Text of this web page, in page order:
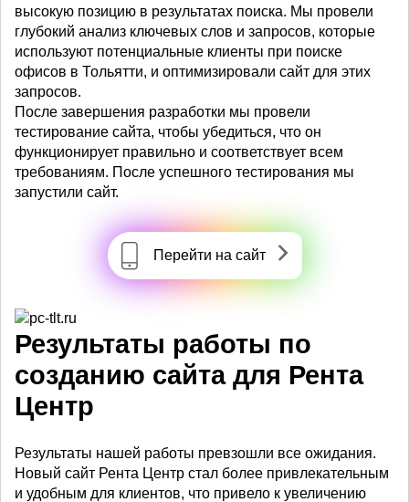
высокую позицию в результатах поиска. Мы провели
глубокий анализ ключевых слов и запросов, которые
используют потенциальные клиенты при поиске
офисов в Тольятти, и оптимизировали сайт для этих
запросов.
После завершения разработки мы провели
тестирование сайта, чтобы убедиться, что он
функционирует правильно и соответствует всем
требованиям. После успешного тестирования мы
запустили сайт.
Перейти на сайт
Результаты работы по
созданию сайта для Рента
Центр
Результаты нашей работы превзошли все ожидания.
Новый сайт Рента Центр стал более привлекательным
и удобным для клиентов, что привело к увеличению